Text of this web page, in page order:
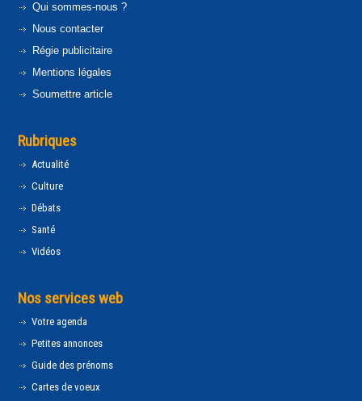
Qui sommes-nous ?
Nous contacter
Régie publicitaire
Mentions légales
Soumettre article
Rubriques
Actualité
Culture
Débats
Santé
Vidéos
Nos services web
Votre agenda
Petites annonces
Guide des prénoms
Cartes de voeux